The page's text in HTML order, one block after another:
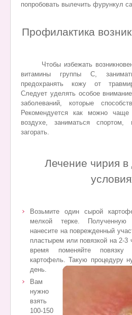
попробовать вылечить фурункул
Профилактика
Чтобы избежать
витамины группы С,
предохранять кожу от
Следует уделять особое
заболеваний, которые
Рекомендуется как можно
воздухе, заниматься
загорать.
Лечение чирия
Возьмите один сырой
мелкой терке. Полученную
нанесите на поврежденный
пластырем или повязкой на 2-
время поменяйте
картофель. Такую процедуру
день.
Вам
нужно
взять
100-150